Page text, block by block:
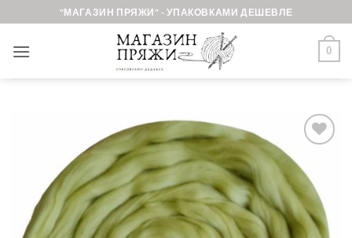
to
content
"МАГАЗИН ПРЯЖИ" - УПАКОВКАМИ ДЕШЕВЛЕ
0
Добавить в
избранное.